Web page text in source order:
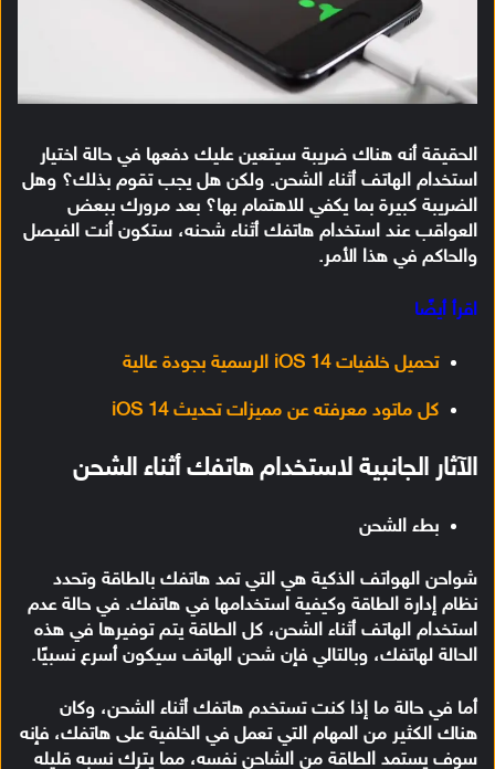
الحقيقة أنه هناك ضريبة سيتعين عليك دفعها في حالة اختيار
استخدام الهاتف أثناء الشحن. ولكن هل يجب تقوم بذلك؟ وهل
الضريبة كبيرة بما يكفي للاهتمام بها؟ بعد مرورك ببعض
العواقب عند استخدام هاتفك أثناء شحنه، ستكون أنت الفيصل
والحاكم في هذا الأمر.
اقرأ أيضًا
تحميل خلفيات iOS 14 الرسمية بجودة عالية
كل ماتود معرفته عن مميزات تحديث iOS 14
الآثار الجانبية لاستخدام هاتفك أثناء الشحن
بطء الشحن
شواحن الهواتف الذكية هي التي تمد هاتفك بالطاقة وتحدد
نظام إدارة الطاقة وكيفية استخدامها في هاتفك. في حالة عدم
استخدام الهاتف أثناء الشحن، كل الطاقة يتم توفيرها في هذه
الحالة لهاتفك، وبالتالي فإن شحن الهاتف سيكون أسرع نسبيًا.
أما في حالة ما إذا كنت تستخدم هاتفك أثناء الشحن، وكان
هناك الكثير من المهام التي تعمل في الخلفية على هاتفك، فإنه
سوف يستمد الطاقة من الشاحن نفسه، مما يترك نسبه قليله